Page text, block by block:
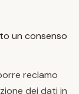
un consenso
reclamo
dei dati in